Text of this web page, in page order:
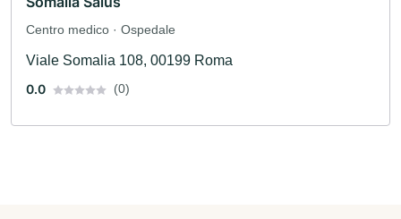
Centro medico · Ospedale
Viale Somalia 108, 00199 Roma
0.0
(0)